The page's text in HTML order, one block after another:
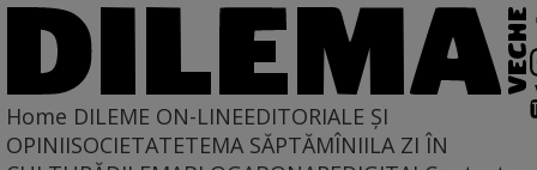
Home DILEME ON-LINEEDITORIALE ȘI
OPINIISOCIETATETEMA SĂPTĂMÎNIILA ZI ÎN